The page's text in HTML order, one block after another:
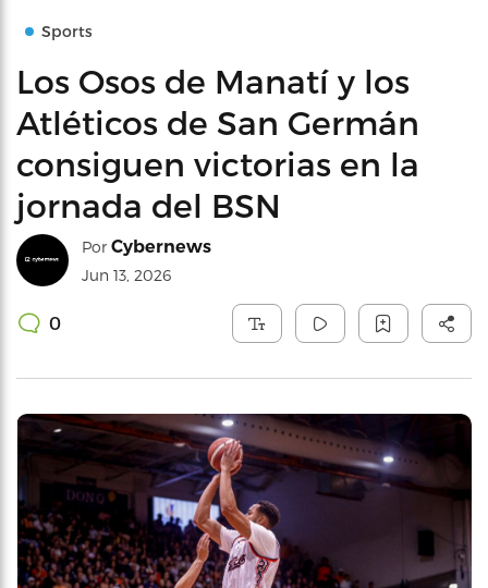
Sports
Los Osos de Manatí y los
Atléticos de San Germán
consiguen victorias en la
jornada del BSN
Por Cybernews
Jun 13, 2026
0